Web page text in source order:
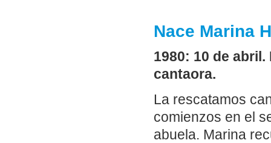
Nace Marina
1980: 10 de
cantaora.
La rescatamos
comienzos en el
abuela. Marina